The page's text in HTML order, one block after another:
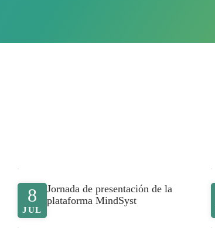
8
JUL
Jornada de presentación de la
plataforma MindSyst